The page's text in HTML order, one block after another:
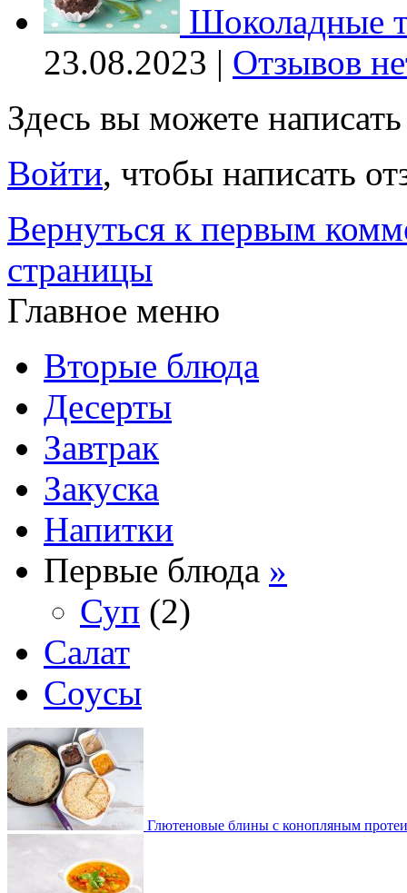
Шоколадные
23.08.2023 | Отзывов
Здесь вы можете
Войти, чтобы написать
Вернуться к первым
страницы
Главное меню
Вторые блюда
Десерты
Завтрак
Закуска
Напитки
Первые блюда »
Суп (2)
Салат
Соусы
Глютеновые блины с конопляным